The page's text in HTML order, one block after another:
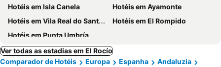
Hotéis em Isla Canela
Hotéis em Ayamonte
Hotéis em Vila Real do Santo António
Hotéis em El Rompido
Hotéis em Punta Umbría
Ver todas as estadias em El Rocío
Comparador de Hotéis
Europa Espanha
Andaluzia